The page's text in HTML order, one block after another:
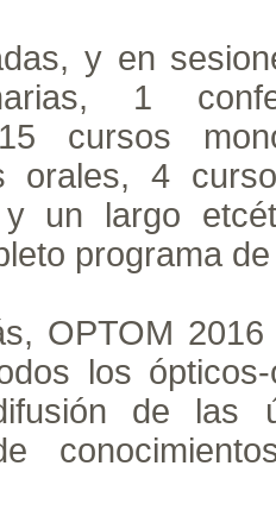
y en
1
15 cursos
orales, 4
un largo
programa
OPTOM
los
de las